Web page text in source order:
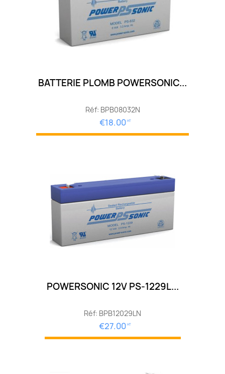
BATTERIE PLOMB POWERSONIC...
Réf: BPB08032N
€18.00 HT
POWERSONIC 12V PS-1229L...
Réf: BPB12029LN
€27.00 HT